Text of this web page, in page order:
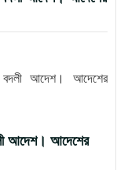
বদলী আদেশ। আদেশের
আদেশ। আদেশের